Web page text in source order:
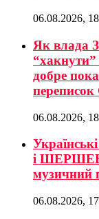
06.08.2026,
Як влада
добре
06.08.2026,
і
06.08.2026,